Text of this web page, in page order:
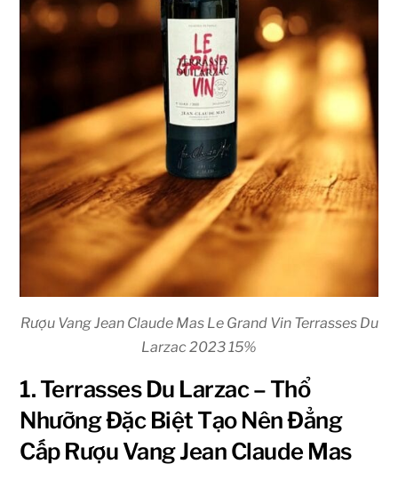
Rượu Vang Jean Claude Mas Le Grand Vin Terrasses Du
Larzac 2023 15%
1. Terrasses Du Larzac – Thổ
Nhưỡng Đặc Biệt Tạo Nên Đẳng
Cấp Rượu Vang Jean Claude Mas